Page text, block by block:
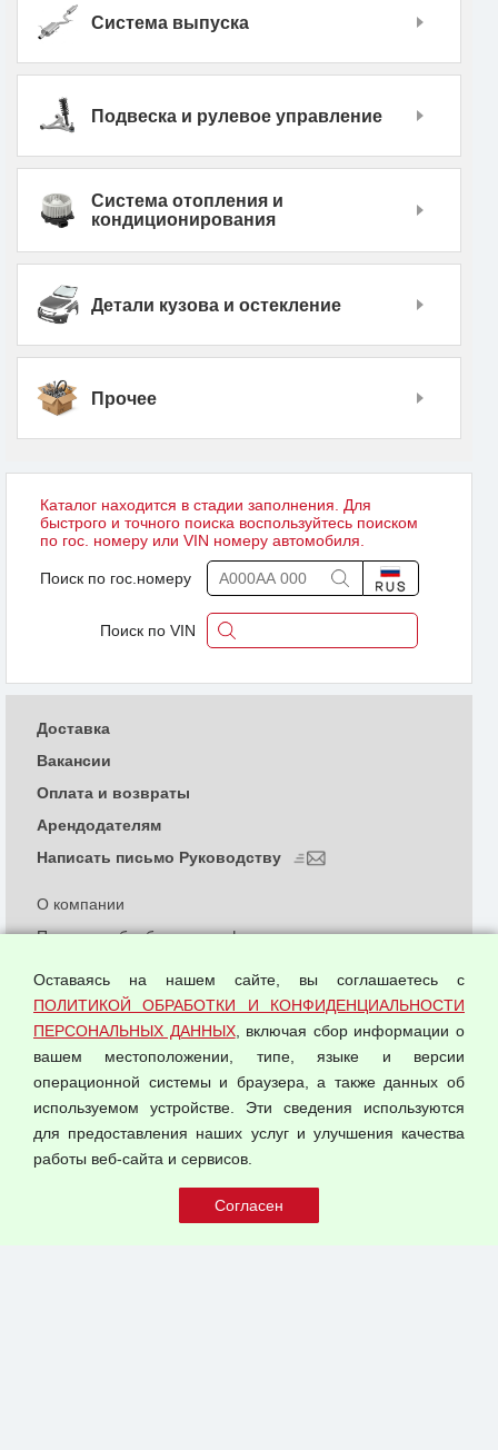
Система выпуска
Подвеска и рулевое управление
Система отопления и
кондиционирования
Детали кузова и остекление
Прочее
Каталог находится в стадии заполнения. Для
быстрого и точного поиска воспользуйтесь поиском
по гос. номеру или VIN номеру автомобиля.
Поиск по гос.номеру
Поиск по VIN
© 2026 ООО "Феникс"
О компании
Политика обработки и конфиденциальности
Согласием на обработку персональных данных
Оферта оптовой купли-продажи
Публичная оферта
Доставка
Вакансии
Оплата и возвраты
Арендодателям
Написать письмо Руководству
Оставаясь на нашем сайте, вы соглашаетесь с
ПОЛИТИКОЙ ОБРАБОТКИ И КОНФИДЕНЦИАЛЬНОСТИ
ПЕРСОНАЛЬНЫХ ДАННЫХ, включая сбор информации о
вашем местоположении, типе, языке и версии
операционной системы и браузера, а также данных об
используемом устройстве. Эти сведения используются
для предоставления наших услуг и улучшения качества
работы веб-сайта и сервисов.